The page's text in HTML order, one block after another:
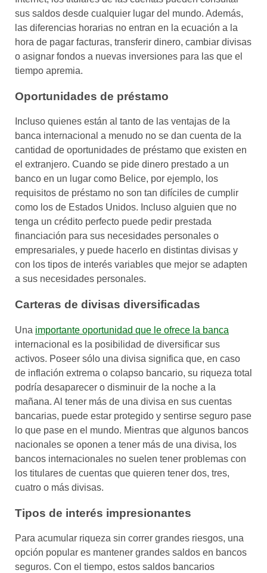
sus saldos desde cualquier lugar del mundo. Además,
las diferencias horarias no entran en la ecuación a la
hora de pagar facturas, transferir dinero, cambiar divisas
o asignar fondos a nuevas inversiones para las que el
tiempo apremia.
Oportunidades de préstamo
Incluso quienes están al tanto de las ventajas de la
banca internacional a menudo no se dan cuenta de la
cantidad de oportunidades de préstamo que existen en
el extranjero. Cuando se pide dinero prestado a un
banco en un lugar como Belice, por ejemplo, los
requisitos de préstamo no son tan difíciles de cumplir
como los de Estados Unidos. Incluso alguien que no
tenga un crédito perfecto puede pedir prestada
financiación para sus necesidades personales o
empresariales, y puede hacerlo en distintas divisas y
con los tipos de interés variables que mejor se adapten
a sus necesidades personales.
Carteras de divisas diversificadas
Una importante oportunidad que le ofrece la banca
internacional es la posibilidad de diversificar sus
activos. Poseer sólo una divisa significa que, en caso
de inflación extrema o colapso bancario, su riqueza total
podría desaparecer o disminuir de la noche a la
mañana. Al tener más de una divisa en sus cuentas
bancarias, puede estar protegido y sentirse seguro pase
lo que pase en el mundo. Mientras que algunos bancos
nacionales se oponen a tener más de una divisa, los
bancos internacionales no suelen tener problemas con
los titulares de cuentas que quieren tener dos, tres,
cuatro o más divisas.
Tipos de interés impresionantes
Para acumular riqueza sin correr grandes riesgos, una
opción popular es mantener grandes saldos en bancos
seguros. Con el tiempo, estos saldos bancarios